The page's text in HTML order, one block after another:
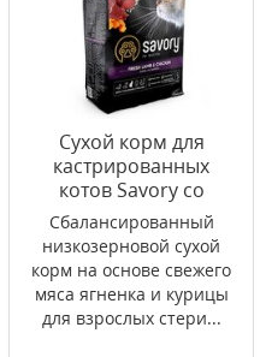
Сухой корм для
кастрированных
котов Savory со
свежим мясом
ягненка и курицы 2 кг
Сбалансированный
низкозерновой сухой
корм на основе свежего
мяса ягненка и курицы
для взрослых стери...